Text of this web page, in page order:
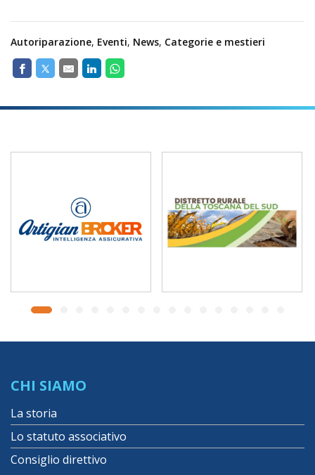
Autoriparazione, Eventi, News, Categorie e mestieri
CHI SIAMO
La storia
Lo statuto associativo
Consiglio direttivo